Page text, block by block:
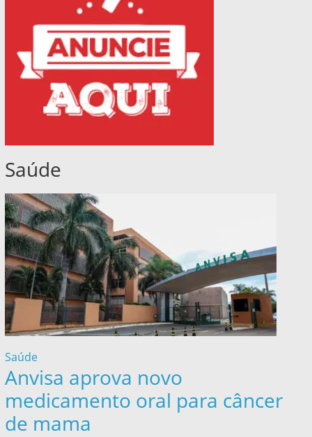
Saúde
Saúde
Anvisa aprova novo
medicamento oral para câncer
de mama